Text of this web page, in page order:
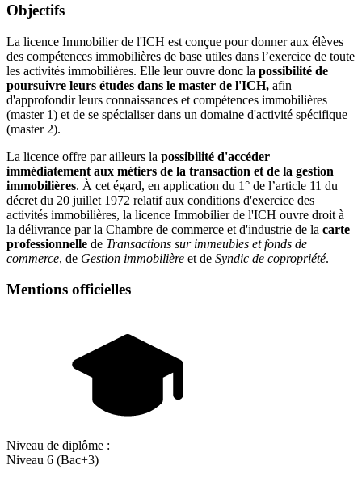
Objectifs
La licence Immobilier de l'ICH est conçue pour donner aux élèves
des compétences immobilières de base utiles dans l’exercice de toute
les activités immobilières. Elle leur ouvre donc la possibilité de
poursuivre leurs études dans le master de l'ICH, afin
d'approfondir leurs connaissances et compétences immobilières
(master 1) et de se spécialiser dans un domaine d'activité spécifique
(master 2).
La licence offre par ailleurs la possibilité d'accéder
immédiatement aux métiers de la transaction et de la gestion
immobilières. À cet égard, en application du 1° de l’article 11 du
décret du 20 juillet 1972 relatif aux conditions d'exercice des
activités immobilières, la licence Immobilier de l'ICH ouvre droit à
la délivrance par la Chambre de commerce et d'industrie de la carte
professionnelle de Transactions sur immeubles et fonds de
commerce, de Gestion immobilière et de Syndic de copropriété.
Mentions officielles
Niveau de diplôme :
Niveau 6 (Bac+3)